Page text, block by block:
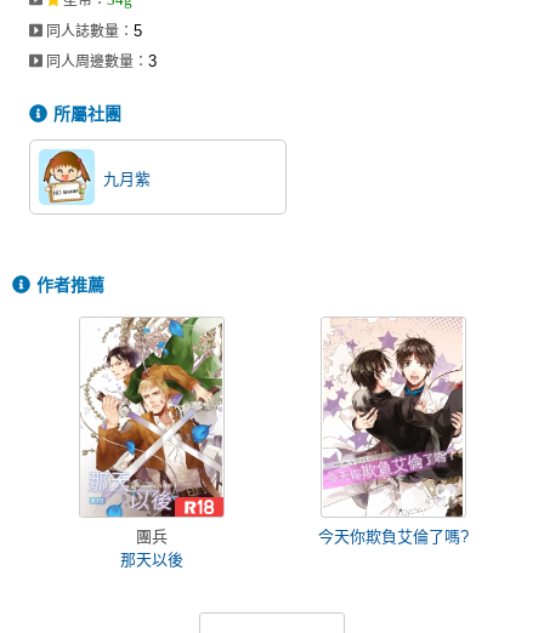
工作委託
繪圖藝廊
攤位轉讓區
註冊會員
登入
同人誌數量：5
同人周邊數量：3
所屬社團
九月紫
作者推薦
團兵
那天以後
今天你欺負艾倫了嗎?